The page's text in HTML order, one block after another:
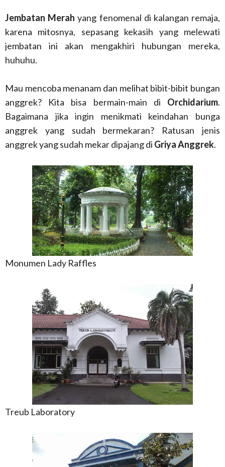
Jembatan Merah yang fenomenal di kalangan remaja,
karena mitosnya, sepasang kekasih yang melewati
jembatan ini akan mengakhiri hubungan mereka,
huhuhu.
Mau mencoba menanam dan melihat bibit-bibit bungan
anggrek? Kita bisa bermain-main di Orchidarium.
Bagaimana jika ingin menikmati keindahan bunga
anggrek yang sudah bermekaran? Ratusan jenis
anggrek yang sudah mekar dipajang di Griya Anggrek.
Monumen Lady Raffles
Treub Laboratory